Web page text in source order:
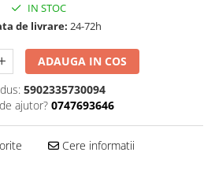
IN STOC
de livrare: 24-72h
ADAUGA IN COS
5902335730094
ajutor? 0747693646
Cere informatii